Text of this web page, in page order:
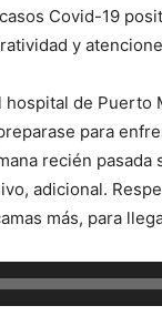
Covid-19
y
hospital de Puerto
para
recién
adicional.
más, para